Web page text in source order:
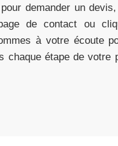
demander un
de contact ou
à votre écoute
chaque étape de votre